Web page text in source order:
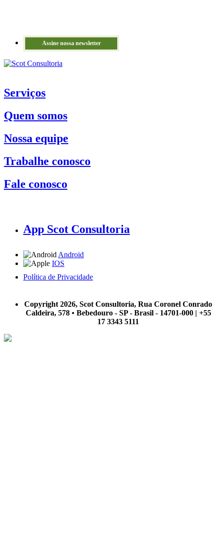
Assine nossa newsletter
Serviços
Quem somos
Nossa equipe
Trabalhe conosco
Fale conosco
App Scot Consultoria
Android
IOS
Política de Privacidade
Copyright 2026, Scot Consultoria, Rua Coronel Conrado
Caldeira, 578 • Bebedouro - SP - Brasil - 14701-000 | +55
17 3343 5111